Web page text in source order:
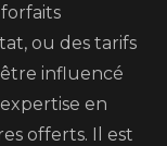
ou des tarifs
influencé
en
offerts. Il est